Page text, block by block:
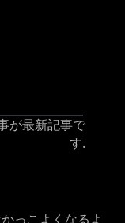
が最新記事で
す.
っこよくなるよ